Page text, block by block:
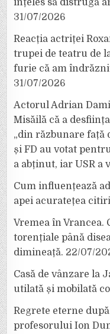
înțeles să distrugă
31/07/2026
Reacția actriței
trupei de teatru de
furie că am
31/07/2026
Actorul Adrian
Misăilă că a
„din răzbunare față
și FD au votat
a abținut, iar USR a
Cum influențează
apei acuratețea
Vremea în Vrancea.
torențiale până
dimineață. 22/07/
Casă de vânzare la
utilată și mobilată
Regrete eterne
profesorului Ion